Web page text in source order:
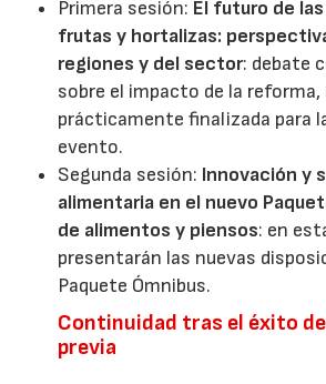
Primera sesión: El futuro de las
frutas y hortalizas:
regiones y del sector: debate
sobre el impacto de la reforma,
prácticamente finalizada para
evento.
Segunda sesión: Innovación y
alimentaria en el nuevo
de alimentos y piensos: en
presentarán las nuevas
Paquete Ómnibus.
Continuidad tras el éxito
previa